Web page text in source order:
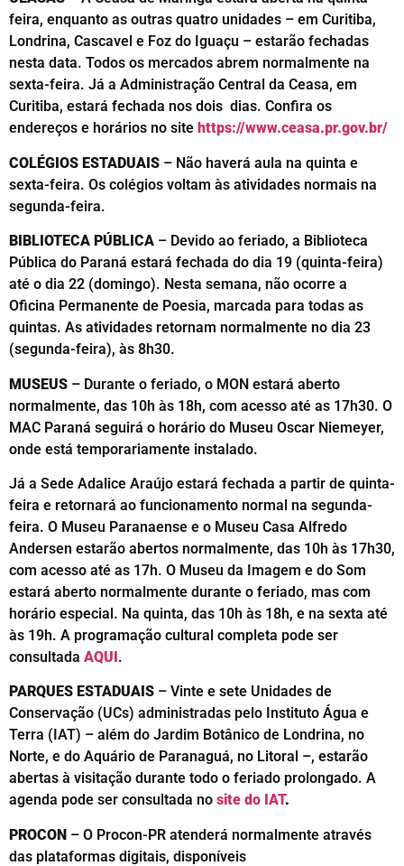
feira, enquanto as outras quatro unidades – em Curitiba,
Londrina, Cascavel e Foz do Iguaçu – estarão fechadas
nesta data. Todos os mercados abrem normalmente na
sexta-feira. Já a Administração Central da Ceasa, em
Curitiba, estará fechada nos dois dias. Confira os
endereços e horários no site https://www.ceasa.pr.gov.br/
COLÉGIOS ESTADUAIS – Não haverá aula na quinta e
sexta-feira. Os colégios voltam às atividades normais na
segunda-feira.
BIBLIOTECA PÚBLICA – Devido ao feriado, a Biblioteca
Pública do Paraná estará fechada do dia 19 (quinta-feira)
até o dia 22 (domingo). Nesta semana, não ocorre a
Oficina Permanente de Poesia, marcada para todas as
quintas. As atividades retornam normalmente no dia 23
(segunda-feira), às 8h30.
MUSEUS – Durante o feriado, o MON estará aberto
normalmente, das 10h às 18h, com acesso até as 17h30. O
MAC Paraná seguirá o horário do Museu Oscar Niemeyer,
onde está temporariamente instalado.
Já a Sede Adalice Araújo estará fechada a partir de quinta-
feira e retornará ao funcionamento normal na segunda-
feira. O Museu Paranaense e o Museu Casa Alfredo
Andersen estarão abertos normalmente, das 10h às 17h30,
com acesso até as 17h. O Museu da Imagem e do Som
estará aberto normalmente durante o feriado, mas com
horário especial. Na quinta, das 10h às 18h, e na sexta até
às 19h. A programação cultural completa pode ser
consultada AQUI.
PARQUES ESTADUAIS – Vinte e sete Unidades de
Conservação (UCs) administradas pelo Instituto Água e
Terra (IAT) – além do Jardim Botânico de Londrina, no
Norte, e do Aquário de Paranaguá, no Litoral –, estarão
abertas à visitação durante todo o feriado prolongado. A
agenda pode ser consultada no site do IAT.
PROCON – O Procon-PR atenderá normalmente através
das plataformas digitais, disponíveis